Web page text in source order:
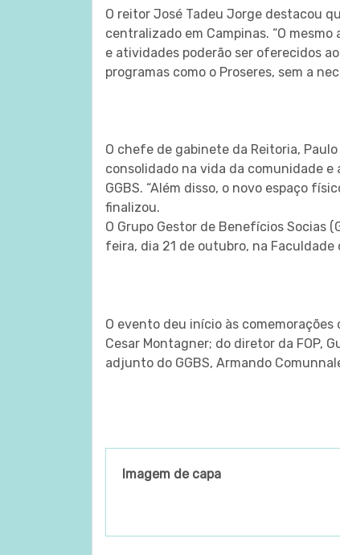
O reitor José Tadeu Jorge destacou
centralizado em Campinas. “O
e atividades poderão ser oferecidos
programas como o Proseres, sem a
O chefe de gabinete da Reitoria,
consolidado na vida da comunidade
GGBS. “Além disso, o novo espaço
finalizou.
O Grupo Gestor de Benefícios Socias
feira, dia 21 de outubro, na
O evento deu início às
Cesar Montagner; do diretor da FOP,
adjunto do GGBS, Armando
Imagem de capa